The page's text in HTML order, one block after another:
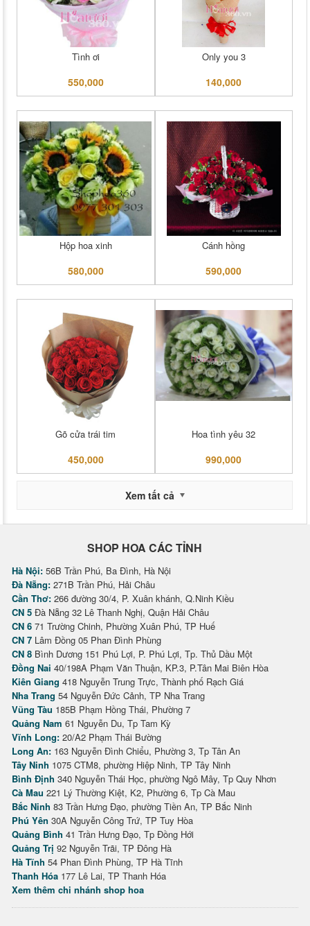
Tình ơi
550,000
Only you 3
140,000
Hộp hoa xinh
580,000
Cánh hồng
590,000
Gõ cửa trái tim
450,000
Hoa tình yêu 32
990,000
Xem tất cả
SHOP HOA CÁC TỈNH
Hà Nội: 56B Trần Phú, Ba Đình, Hà Nội
Đà Nẵng: 271B Trần Phú, Hải Châu
Cần Thơ: 266 đường 30/4, P. Xuân khánh, Q.Ninh Kiều
CN 5 Đà Nẵng 32 Lê Thanh Nghị, Quận Hải Châu
CN 6 71 Trường Chinh, Phường Xuân Phú, TP Huế
CN 7 Lâm Đồng 05 Phan Đình Phùng
CN 8 Bình Dương 151 Phú Lợi, P. Phú Lợi, Tp. Thủ Dầu Một
Đồng Nai 40/198A Phạm Văn Thuận, KP.3, P.Tân Mai Biên Hòa
Kiên Giang 418 Nguyễn Trung Trực, Thành phố Rạch Giá
Nha Trang 54 Nguyễn Đức Cảnh, TP Nha Trang
Vũng Tàu 185B Phạm Hồng Thái, Phường 7
Quảng Nam 61 Nguyễn Du, Tp Tam Kỳ
Vĩnh Long: 20/A2 Phạm Thái Bường
Long An: 163 Nguyễn Đình Chiểu, Phường 3, Tp Tân An
Tây Ninh 1075 CTM8, phường Hiệp Ninh, TP Tây Ninh
Bình Định 340 Nguyễn Thái Học, phường Ngô Mây, Tp Quy Nhơn
Cà Mau 221 Lý Thường Kiệt, K2, Phường 6, Tp Cà Mau
Bắc Ninh 83 Trần Hưng Đạo, phường Tiền An, TP Bắc Ninh
Phú Yên 30A Nguyễn Công Trứ, TP Tuy Hòa
Quảng Bình 41 Trần Hưng Đạo, Tp Đồng Hới
Quảng Trị 92 Nguyễn Trãi, TP Đông Hà
Hà Tĩnh 54 Phan Đình Phùng, TP Hà Tĩnh
Thanh Hóa 177 Lê Lai, TP Thanh Hóa
Xem thêm chi nhánh shop hoa